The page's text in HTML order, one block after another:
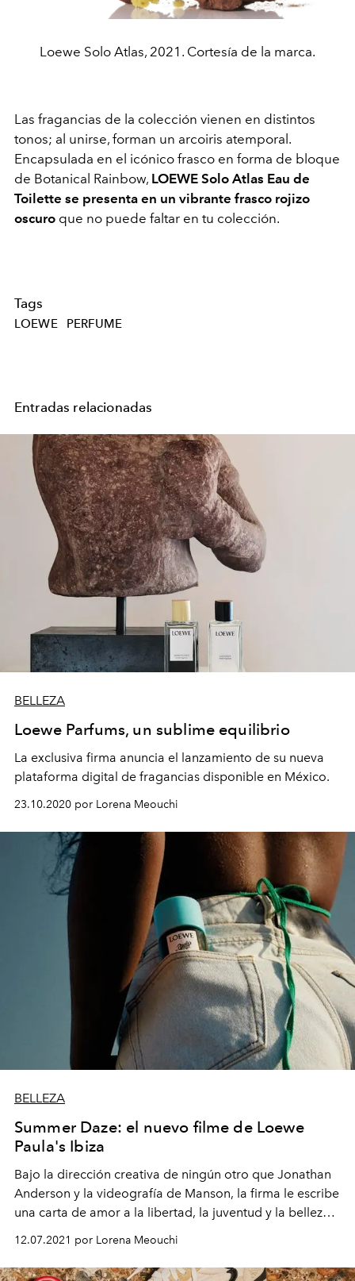
Loewe Solo Atlas, 2021. Cortesía de la marca.
Las fragancias de la colección vienen en distintos
tonos; al unirse, forman un arcoiris atemporal.
Encapsulada en el icónico frasco en forma de bloque
de Botanical Rainbow, LOEWE Solo Atlas Eau de
Toilette se presenta en un vibrante frasco rojizo
oscuro que no puede faltar en tu colección.
Tags
LOEWE PERFUME
Entradas relacionadas
BELLEZA
Loewe Parfums, un sublime equilibrio
La exclusiva firma anuncia el lanzamiento de su nueva
plataforma digital de fragancias disponible en México.
23.10.2020 por Lorena Meouchi
BELLEZA
Summer Daze: el nuevo filme de Loewe
Paula's Ibiza
Bajo la dirección creativa de ningún otro que Jonathan
Anderson y la videografía de Manson, la firma le escribe
una carta de amor a la libertad, la juventud y la belleza
con tres protagonistas que están conquistando una
12.07.2021 por Lorena Meouchi